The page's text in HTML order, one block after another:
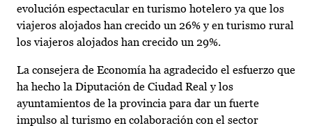
evolución espectacular en turismo hotelero ya que los
viajeros alojados han crecido un 26% y en turismo rural
los viajeros alojados han crecido un 29%.
La consejera de Economía ha agradecido el esfuerzo que
ha hecho la Diputación de Ciudad Real y los
ayuntamientos de la provincia para dar un fuerte
impulso al turismo en colaboración con el sector